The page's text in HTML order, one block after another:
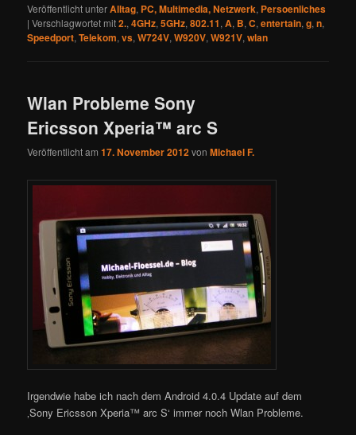
Veröffentlicht unterAlltag, PC, Multimedia, Netzwerk, Persoenliches
|Verschlagwortet mit2.,4GHz,5GHz,802.11,A, B,C,entertain,g,n,
Speedport,Telekom,vs,W724V,W920V,W921V,wlan
Wlan Probleme Sony
Ericsson Xperia™ arc S
Veröffentlicht am17. November 2012vonMichael F.
Irgendwie habe ich nach dem Android 4.0.4 Update auf dem
‚Sony Ericsson Xperia™ arc S‘ immer noch Wlan Probleme.